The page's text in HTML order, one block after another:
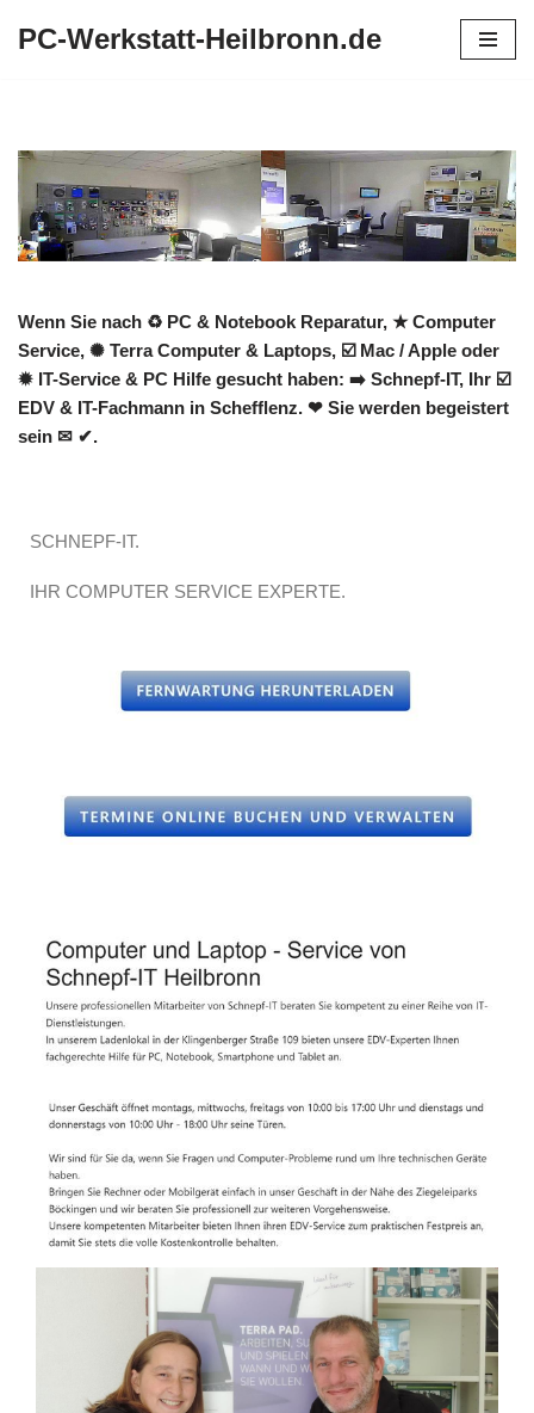
PC-Werkstatt-Heilbronn.de
Wenn Sie nach ♻ PC & Notebook Reparatur, ★ Computer
Service, ✺ Terra Computer & Laptops, ☑️ Mac / Apple oder
✹ IT-Service & PC Hilfe gesucht haben: ➡️ Schnepf-IT, Ihr ☑️
EDV & IT-Fachmann in Schefflenz. ❤ Sie werden begeistert
sein ✉ ✔.
SCHNEPF-IT.
IHR COMPUTER SERVICE EXPERTE.